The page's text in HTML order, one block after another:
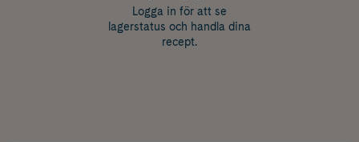
Logga in för att se
lagerstatus och handla dina
recept.